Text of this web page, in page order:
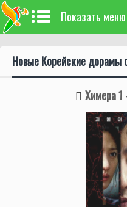
Показать меню
Новые Корейские дорамы
Химера 1